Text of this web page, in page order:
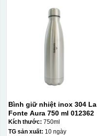
Bình giữ nhiệt inox 304 La
Fonte Aura 750 ml 012362
Kích thước: 750ml
TG sản xuất: 10 ngày